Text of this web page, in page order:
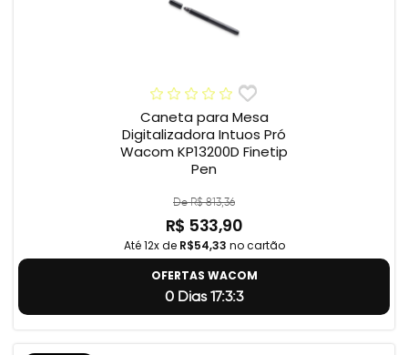
Caneta para Mesa
Digitalizadora Intuos Pró
Wacom KP13200D Finetip
Pen
De R$ 813,36
R$ 533,90
Até 12x de R$54,33 no cartão
OFERTAS WACOM
0 Dias 17:3:2